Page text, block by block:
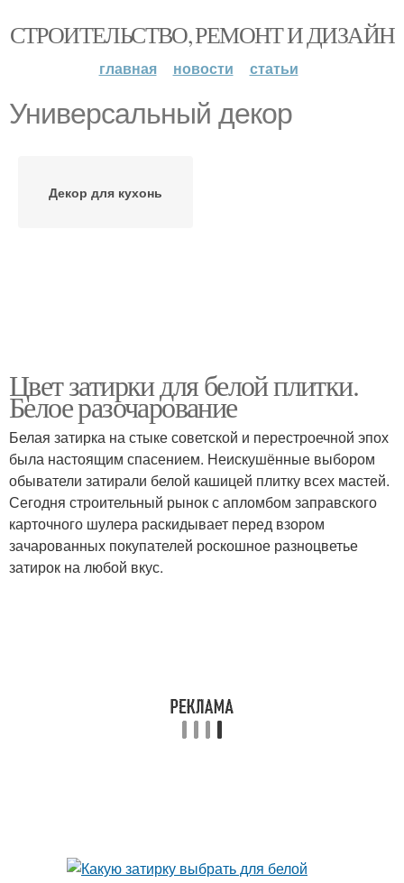
СТРОИТЕЛЬСТВО, РЕМОНТ И ДИЗАЙН
главная новости статьи
Универсальный декор
Декор для кухонь
Цвет затирки для белой плитки.
Белое разочарование
Белая затирка на стыке советской и перестроечной эпох
была настоящим спасением. Неискушённые выбором
обыватели затирали белой кашицей плитку всех мастей.
Сегодня строительный рынок с апломбом заправского
карточного шулера раскидывает перед взором
зачарованных покупателей роскошное разноцветье
затирок на любой вкус.